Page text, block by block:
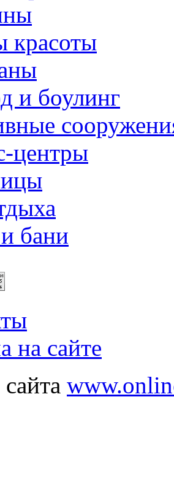
красоты
и боулинг
центры
бани
на сайте